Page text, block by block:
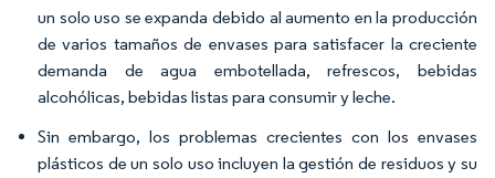
un solo uso se expanda debido al aumento en la producción
de varios tamaños de envases para satisfacer la creciente
demanda de agua embotellada, refrescos, bebidas
alcohólicas, bebidas listas para consumir y leche.
Sin embargo, los problemas crecientes con los envases
plásticos de un solo uso incluyen la gestión de residuos y su